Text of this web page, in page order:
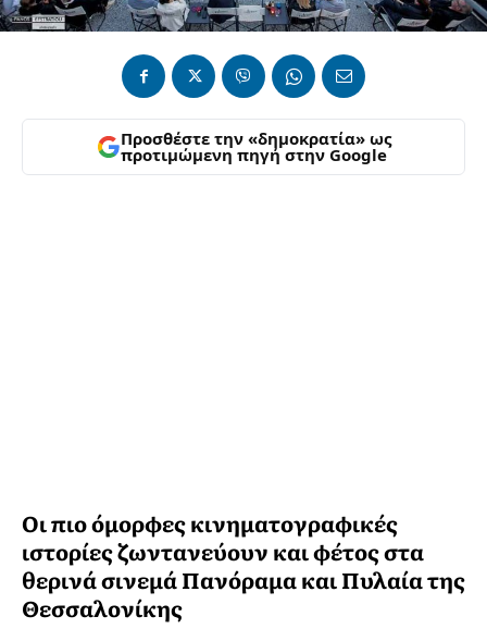
Προσθέστε την «δημοκρατία» ως
προτιμώμενη πηγή στην Google
Οι πιο όμορφες κινηματογραφικές
ιστορίες ζωντανεύουν και φέτος στα
θερινά σινεμά Πανόραμα και Πυλαία της
Θεσσαλονίκης